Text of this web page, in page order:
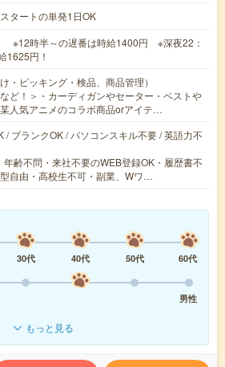
スタートの単発1日OK
※12時半～の遅番は時給1400円 ※深夜22：
1625円！
・ピッキング・検品、商品管理）
ど！＞・カーディガンやセーター・ベストや
人気アニメのコラボ商品orアイテ…
/ ブランクOK / パソコンスキル不要 / 英語力不
年齢不問・来社不要のWEB登録OK・履歴書不
自由・高校生不可・副業、Wワ…
30代 40代 50代
60代
男性
もっと見る